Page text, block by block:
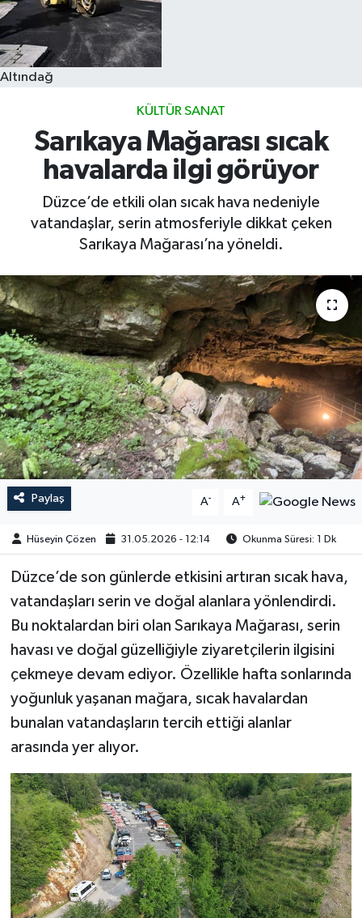
Altındağ
KÜLTÜR SANAT
Sarıkaya Mağarası sıcak
havalarda ilgi görüyor
Düzce’de etkili olan sıcak hava nedeniyle
vatandaşlar, serin atmosferiyle dikkat çeken
Sarıkaya Mağarası’na yöneldi.
Paylaş A- A+
Hüseyin Çözen 31.05.2026 - 12:14 Okunma Süresi: 1 Dk
Düzce’de son günlerde etkisini artıran sıcak hava,
vatandaşları serin ve doğal alanlara yönlendirdi.
Bu noktalardan biri olan Sarıkaya Mağarası, serin
havası ve doğal güzelliğiyle ziyaretçilerin ilgisini
çekmeye devam ediyor. Özellikle hafta sonlarında
yoğunluk yaşanan mağara, sıcak havalardan
bunalan vatandaşların tercih ettiği alanlar
arasında yer alıyor.